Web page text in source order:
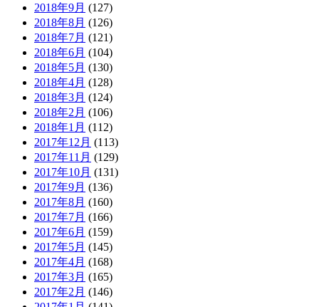
2018年9月 (127)
2018年8月 (126)
2018年7月 (121)
2018年6月 (104)
2018年5月 (130)
2018年4月 (128)
2018年3月 (124)
2018年2月 (106)
2018年1月 (112)
2017年12月 (113)
2017年11月 (129)
2017年10月 (131)
2017年9月 (136)
2017年8月 (160)
2017年7月 (166)
2017年6月 (159)
2017年5月 (145)
2017年4月 (168)
2017年3月 (165)
2017年2月 (146)